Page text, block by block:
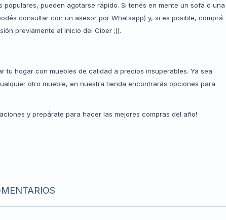
populares, pueden agotarse rápido. Si tenés en mente un sofá o una
consultar con un asesor por Whatsapp) y, si es posible, comprá
previamente al inicio del Ciber ;)).
hogar con muebles de calidad a precios insuperables. Ya sea
otro mueble, en nuestra tienda encontrarás opciones para
y prepárate para hacer las mejores compras del año!